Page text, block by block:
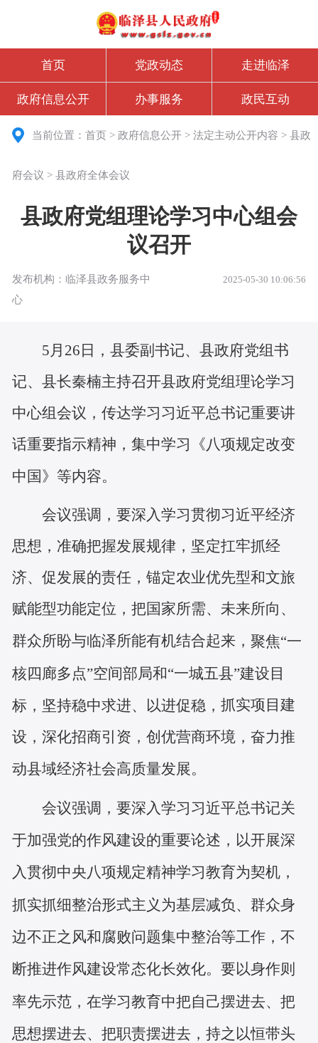
首页 党政动态 走进临泽
政府信息公开 办事服务 政民互动
当前位置：首页 >政府信息公开 >法定主动公开内容 >县政
府会议 >县政府全体会议
县政府党组理论学习中心组会
议召开
发布机构：临泽县政务服务中
心
2025-05-30 10:06:56
5月26日，县委副书记、县政府党组书
记、县长秦楠主持召开县政府党组理论学习
中心组会议，传达学习习近平总书记重要讲
话重要指示精神，集中学习《八项规定改变
中国》等内容。
会议强调，要深入学习贯彻习近平经济
思想，准确把握发展规律，坚定扛牢抓经
济、促发展的责任，锚定农业优先型和文旅
赋能型功能定位，把国家所需、未来所向、
群众所盼与临泽所能有机结合起来， 聚焦“一
核四廊多点”空间部局和“一城五县”建设目
标，坚持稳中求进、以进促稳，抓实项目建
设，深化招商引资，创优营商环境，奋力推
动县域经济社会高质量发展。
会议强调，要深入学习习近平总书记关
于加强党的作风建设的重要论述，以开展深
入贯彻中央八项规定精神学习教育为契机，
抓实抓细整治形式主义为基层减负、群众身
边不正之风和腐败问题集中整治等工作，不
断推进作风建设常态化长效化。要以身作则
率先示范，在学习教育中把自己摆进去、把
思想摆进去、把职责摆进去，持之以恒带头